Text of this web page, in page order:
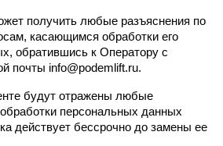
получить любые разъяснения по
касающимся обработки его
обратившись к Оператору с
почты info@podemlift.ru.
будут отражены любые
персональных данных
действует бессрочно до замены ее